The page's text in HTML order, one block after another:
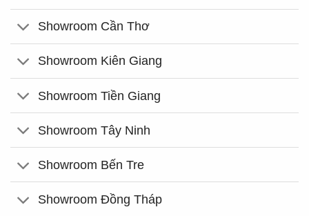
Showroom Cần Thơ
Showroom Kiên Giang
Showroom Tiền Giang
Showroom Tây Ninh
Showroom Bến Tre
Showroom Đồng Tháp